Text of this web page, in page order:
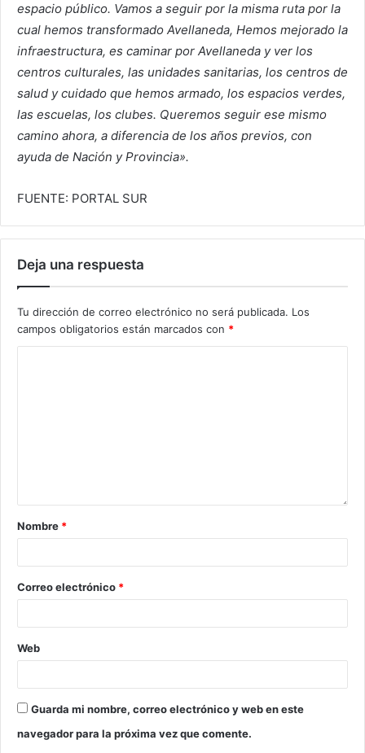
espacio público. Vamos a seguir por la misma ruta por la
cual hemos transformado Avellaneda, Hemos mejorado la
infraestructura, es caminar por Avellaneda y ver los
centros culturales, las unidades sanitarias, los centros de
salud y cuidado que hemos armado, los espacios verdes,
las escuelas, los clubes. Queremos seguir ese mismo
camino ahora, a diferencia de los años previos, con
ayuda de Nación y Provincia».
FUENTE: PORTAL SUR
Deja una respuesta
Tu dirección de correo electrónico no será publicada. Los
campos obligatorios están marcados con *
Nombre *
Correo electrónico *
Web
Guarda mi nombre, correo electrónico y web en este
navegador para la próxima vez que comente.